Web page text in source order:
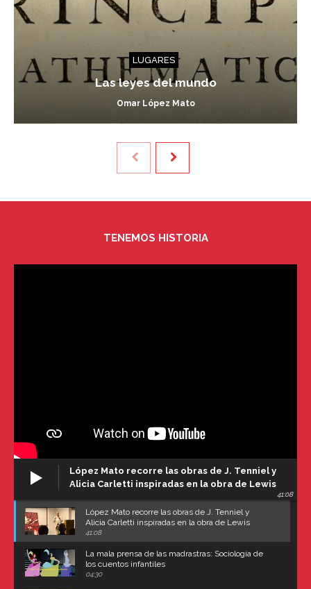
LUGARES
Las leyes del mundo
Omar López Mato
TENEMOS HISTORIA
López Mato recorre las obras de J. Tenniel y
Alicia Carletti inspiradas en la obra de Lewis
41:08
López Mato recorre las obras de J. Tenniel y
Alicia Carletti inspiradas en la obra de Lewis
Carroll
41:08
La mala prensa de las madrastras: Sociología de
los cuentos infantiles
04:30